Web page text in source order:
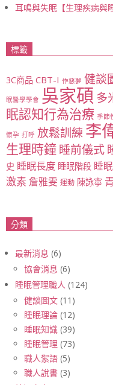
耳鳴與失眠【生理疾病與
標籤
3C商品 CBT-I 作惡夢 健談
眠醫學學會 吳家碩 多
眠認知行為治療 季節
懷孕 打呼 放鬆訓練 李
生理時鐘睡前儀式
史 睡眠長度 睡眠階段 睡
激素詹雅雯 運動 陳詠寧
分類
最新消息 (6)
協會消息 (6)
睡眠管理職人 (124)
健談圖文 (11)
睡眠理論 (12)
睡眠知識 (39)
睡眠管理 (73)
職人絮語 (5)
職人說書 (3)